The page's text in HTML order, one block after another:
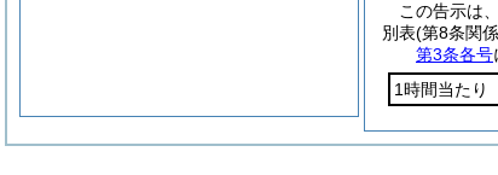
この告示は
別表(第8条関
第3条各号
1時間当たり